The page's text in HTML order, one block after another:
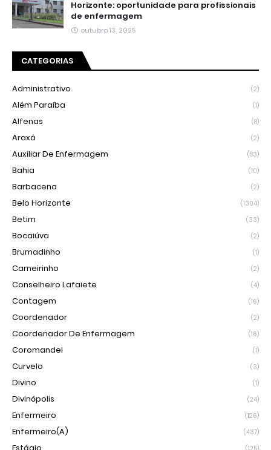
Horizonte: oportunidade para profissionais
de enfermagem
outubro 13, 2025
CATEGORIAS
Administrativo (2)
Além Paraíba (1)
Alfenas (8)
Araxá (2)
Auxiliar De Enfermagem (83)
Bahia (10)
Barbacena (2)
Belo Horizonte (1304)
Betim (33)
Bocaiúva (2)
Brumadinho (1)
Carneirinho (2)
Conselheiro Lafaiete (4)
Contagem (16)
Coordenador (2)
Coordenador De Enfermagem (16)
Coromandel (1)
Curvelo (3)
Divino (1)
Divinópolis (24)
Enfermeiro (126)
Enfermeiro(a) (437)
Estágio